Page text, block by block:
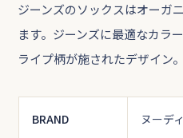
ジーンズのソックスはオーガ
ます。ジーンズに最適なカラ
ライプ柄が施されたデザイン。
BRAND ヌーデ